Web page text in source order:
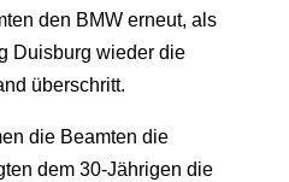
den BMW erneut, als
Duisburg wieder die
überschritt.
die Beamten die
dem 30-Jährigen die